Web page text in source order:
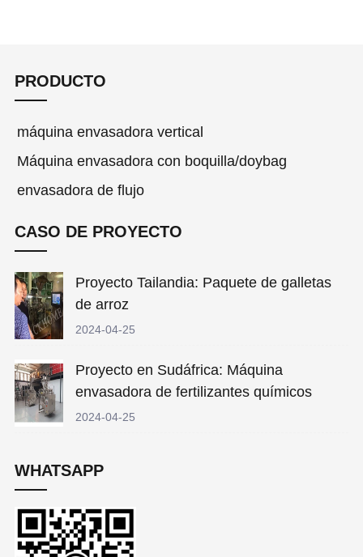
PRODUCTO
máquina envasadora vertical
Máquina envasadora con boquilla/doybag
envasadora de flujo
CASO DE PROYECTO
Proyecto Tailandia: Paquete de galletas
de arroz
2024-04-25
Proyecto en Sudáfrica: Máquina
envasadora de fertilizantes químicos
2024-04-25
WHATSAPP